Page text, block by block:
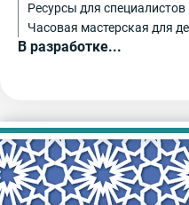
Ресурсы для специалистов
Часовая мастерская для
В разработке...